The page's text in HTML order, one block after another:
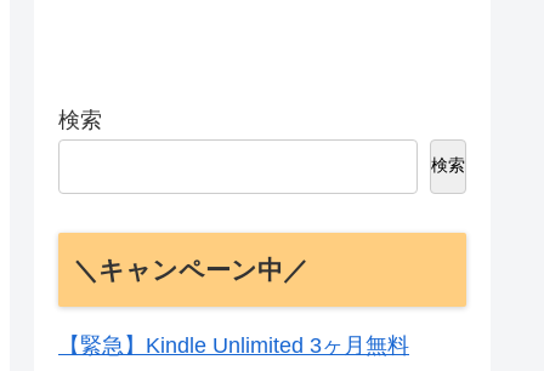
検索
検索
＼キャンペーン中／
【緊急】Kindle Unlimited 3ヶ月無料